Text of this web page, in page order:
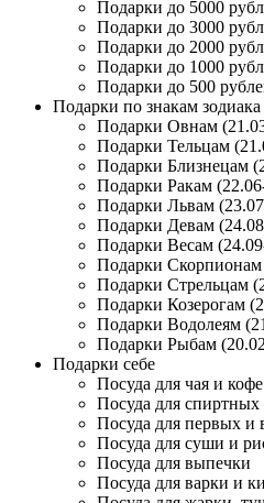
Подарки до 5000
Подарки до 3000
Подарки до 2000
Подарки до 1000
Подарки до 500
Подарки по знакам зодиака
Подарки Овнам
Подарки Тельцам
Подарки Близнецам
Подарки Ракам
Подарки Львам
Подарки Девам
Подарки Весам
Подарки Скорпионам
Подарки Стрельцам
Подарки Козерогам
Подарки Водолеям
Подарки Рыбам
Подарки себе
Посуда для чая и кофе
Посуда для спиртных
Посуда для первых и
Посуда для суши и
Посуда для выпечки
Посуда для варки и